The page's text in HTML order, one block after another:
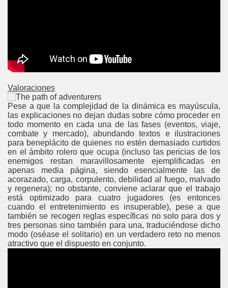
Valoraciones
Pese a que la complejidad de la dinámica es mayúscula,
las explicaciones no dejan dudas sobre cómo proceder en
todo momento en cada una de las fases (eventos, viaje,
combate y mercado), abundando textos e ilustraciones
para beneplácito de quienes no estén demasiado curtidos
en el ámbito rolero que ocupa (incluso las pericias de los
enemigos restan maravillosamente ejemplificadas en
apenas media página, siendo esencialmente las de
acorazado, carga, corpulento, debilidad al fuego, malvado
y regenera); no obstante, conviene aclarar que el trabajo
está optimizado para cuatro jugadores (es entonces
cuando el entretenimiento es insuperable), pese a que
también se recogen reglas específicas no solo para dos y
tres personas sino también para una, traduciéndose dicho
modo (oséase el solitario) en un verdadero reto no menos
atractivo que el dispuesto en conjunto.